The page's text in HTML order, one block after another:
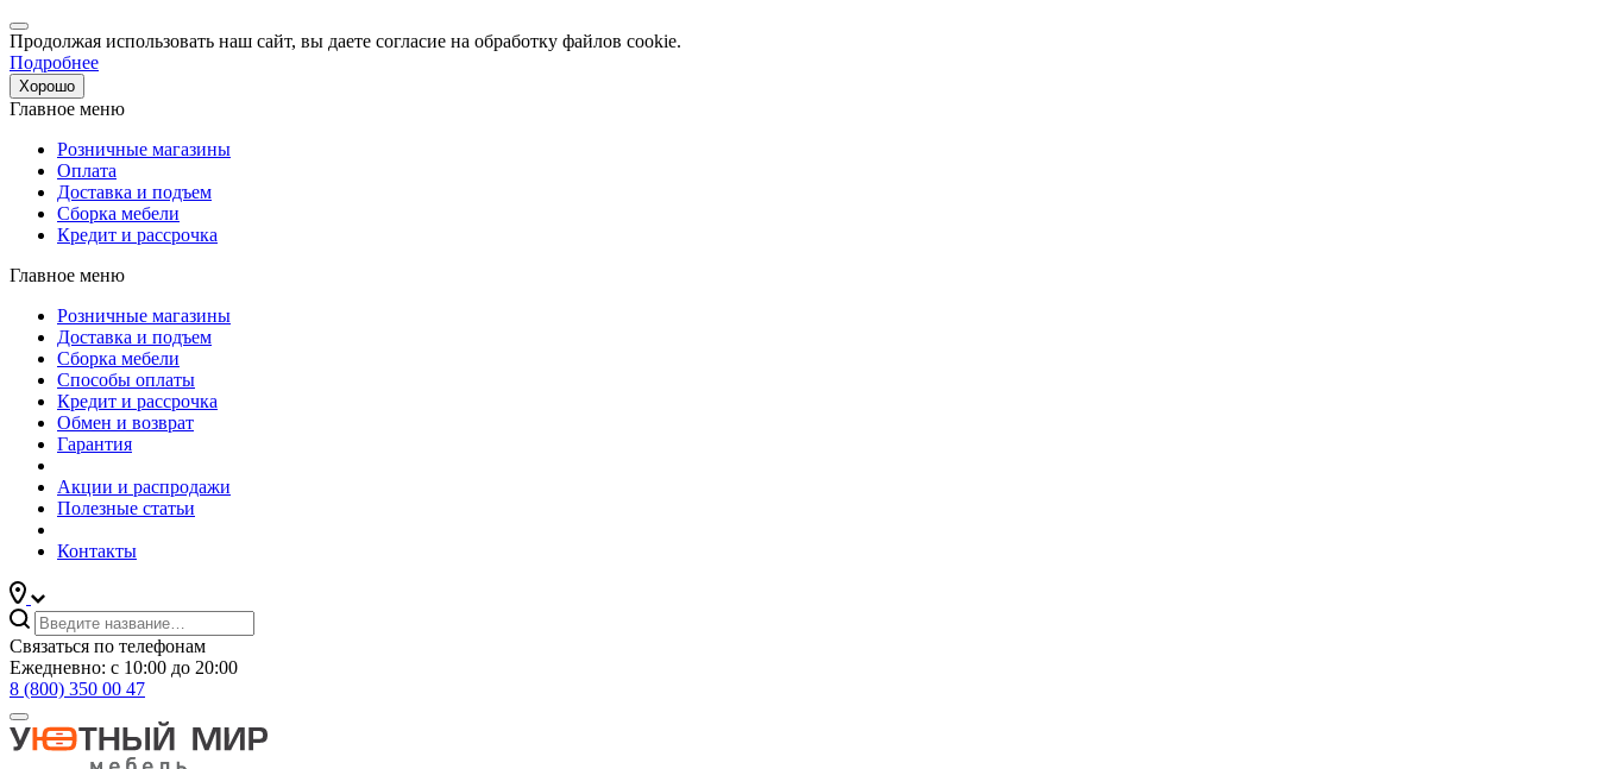
Продолжая использовать наш сайт, вы даете согласие на обработку файлов cookie.
Подробнее
Хорошо
Главное меню
Розничные магазины
Оплата
Доставка и подъем
Сборка мебели
Кредит и рассрочка
Главное меню
Розничные магазины
Доставка и подъем
Сборка мебели
Способы оплаты
Кредит и рассрочка
Обмен и возврат
Гарантия
Акции и распродажи
Полезные статьи
Контакты
Связаться по телефонам
Ежедневно: с 10:00 до 20:00
8 (800) 350 00 47